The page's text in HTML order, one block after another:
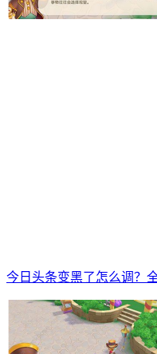
今日头条变黑了怎么调？